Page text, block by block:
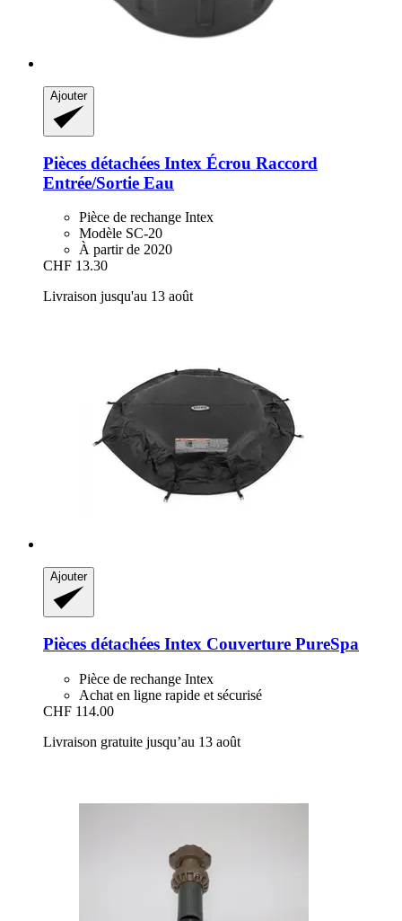
Ajouter
Pièces détachées Intex Écrou Raccord
Entrée/Sortie Eau
Pièce de rechange Intex
Modèle SC-20
À partir de 2020
CHF 13.30
Livraison jusqu'au 13 août
Ajouter
Pièces détachées Intex Couverture PureSpa
Pièce de rechange Intex
Achat en ligne rapide et sécurisé
CHF 114.00
Livraison gratuite jusqu’au 13 août